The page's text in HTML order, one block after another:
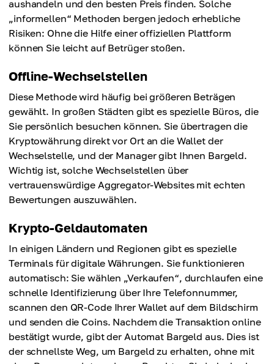
aushandeln und den besten Preis finden. Solche
„informellen“ Methoden bergen jedoch erhebliche
Risiken: Ohne die Hilfe einer offiziellen Plattform
können Sie leicht auf Betrüger stoßen.
Offline-Wechselstellen
Diese Methode wird häufig bei größeren Beträgen
gewählt. In großen Städten gibt es spezielle Büros, die
Sie persönlich besuchen können. Sie übertragen die
Kryptowährung direkt vor Ort an die Wallet der
Wechselstelle, und der Manager gibt Ihnen Bargeld.
Wichtig ist, solche Wechselstellen über
vertrauenswürdige Aggregator-Websites mit echten
Bewertungen auszuwählen.
Krypto-Geldautomaten
In einigen Ländern und Regionen gibt es spezielle
Terminals für digitale Währungen. Sie funktionieren
automatisch: Sie wählen „Verkaufen“, durchlaufen eine
schnelle Identifizierung über Ihre Telefonnummer,
scannen den QR-Code Ihrer Wallet auf dem Bildschirm
und senden die Coins. Nachdem die Transaktion online
bestätigt wurde, gibt der Automat Bargeld aus. Dies ist
der schnellste Weg, um Bargeld zu erhalten, ohne mit